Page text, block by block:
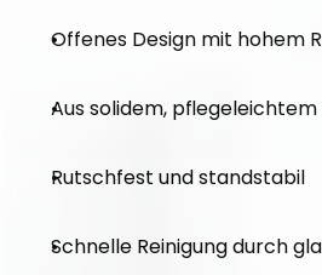
Offenes Design mit hohem
Aus solidem,
Rutschfest und standstabil
Schnelle Reinigung durch